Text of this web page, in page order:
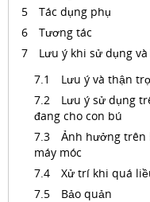
Tác dụng phụ
Tương tác
Lưu ý khi sử dụng
Lưu ý và thận
Lưu ý sử dụng
đang cho con bú
Ảnh hưởng trên
máy móc
Xử trí khi quá
Bảo quản